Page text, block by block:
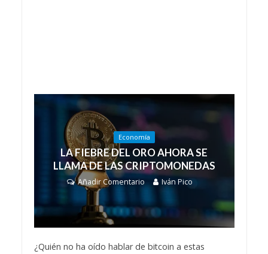
Economía
LA FIEBRE DEL ORO AHORA SE
LLAMA DE LAS CRIPTOMONEDAS
Añadir Comentario Iván Pico
¿Quién no ha oído hablar de bitcoin a estas